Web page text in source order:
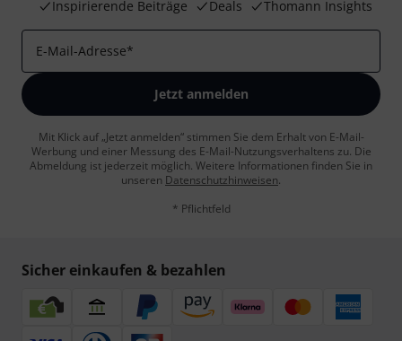
Inspirierende Beiträge
Deals Thomann Insights
E-Mail-Adresse*
Jetzt anmelden
Mit Klick auf „Jetzt anmelden“ stimmen Sie dem Erhalt von E-Mail-
Werbung und einer Messung des E-Mail-Nutzungsverhaltens zu. Die
Abmeldung ist jederzeit möglich. Weitere Informationen finden Sie in
unseren Datenschutzhinweisen.
* Pflichtfeld
Sicher einkaufen & bezahlen